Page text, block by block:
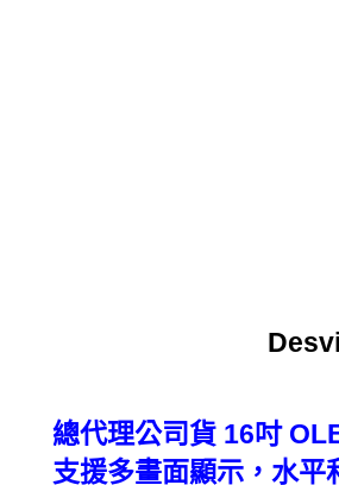
總代理公司貨 16吋
支援多畫面顯示，水平